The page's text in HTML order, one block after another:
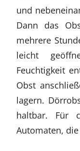
und
Dann das
mehrere
leicht
Feuchtigkeit
Obst
lagern.
haltbar. Für
Automaten,